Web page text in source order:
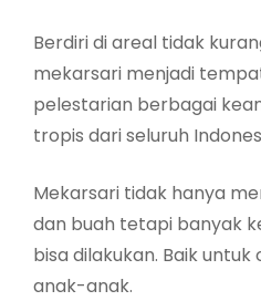
Berdiri di areal tidak
mekarsari menjadi
pelestarian berbagai
tropis dari seluruh
Mekarsari tidak hanya
dan buah tetapi banyak
bisa dilakukan. Baik
anak-anak.